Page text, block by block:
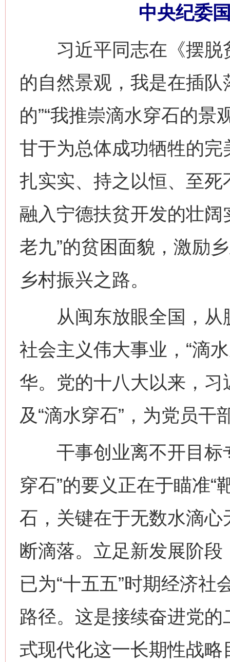
中央纪委
习近平同志在《摆脱
的自然景观，我是在插
的”“我推崇滴水穿石的
甘于为总体成功牺牲的
扎实实、持之以恒、至死
融入宁德扶贫开发的壮阔
老九”的贫困面貌，激励
乡村振兴之路。
从闽东放眼全国，从
社会主义伟大事业，“滴
华。党的十八大以来，
及“滴水穿石”，为党员
干事创业离不开目标
穿石”的要义正在于瞄准“
石，关键在于无数水滴
断滴落。立足新发展阶
已为“十五五”时期经济
路径。这是接续奋进党
式现代化这一长期性战